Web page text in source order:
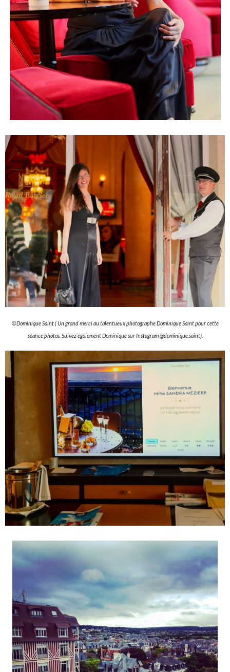
©Dominique Saint ( Un grand merci au talentueux photographe Dominique Saint pour cette
séance photos. Suivez également Dominique sur Instagram @dominique.saint).